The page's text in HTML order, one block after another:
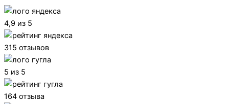
4,9 из 5
315 отзывов
5 из 5
164 отзыва